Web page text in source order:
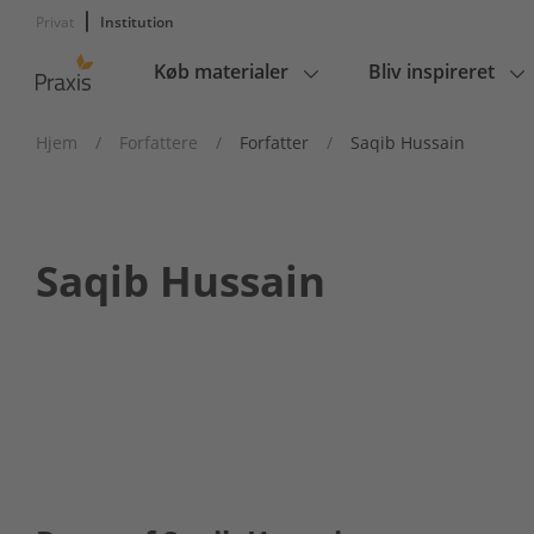
Privat Institution
Main
Køb materialer Bliv inspireret
Hjem / Forfattere / Forfatter / Saqib Hussain
Saqib Hussain